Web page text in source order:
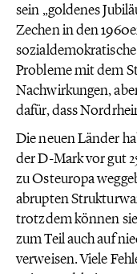
sein „goldenes
Zechen in den
Probleme mit dem
Nachwirkungen,
dafür, dass
Die neuen Länder
der D-Mark vor gut
zu Osteuropa
abrupten
trotzdem können
zum Teil auch auf
verweisen. Viele